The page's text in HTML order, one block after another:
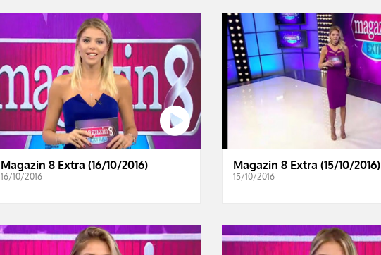
Magazin 8 Extra (16/10/2016)
16/10/2016
Magazin 8 Extra (15/10/2016)
15/10/2016